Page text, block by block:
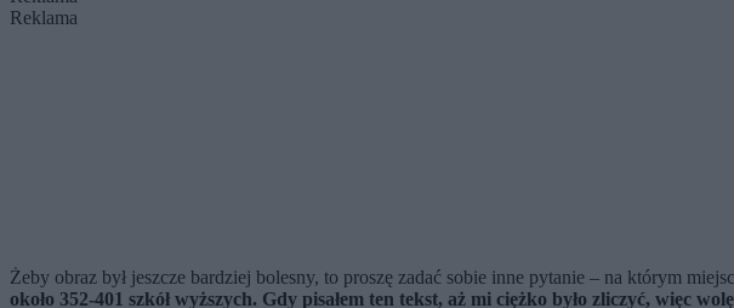
Reklama
Żeby obraz był jeszcze bardziej bolesny, to proszę zadać sobie inne pytanie – na którym
około 352-401 szkół wyższych. Gdy pisałem ten tekst, aż mi ciężko było zliczyć, więc